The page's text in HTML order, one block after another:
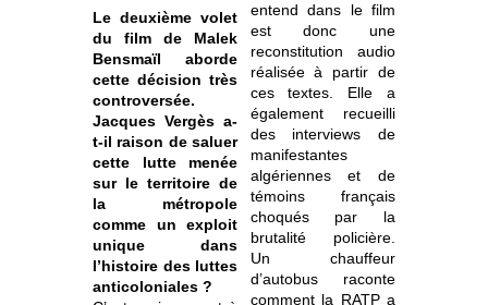
Le deuxième volet
du film de Malek
Bensmaïl aborde
cette décision très
controversée.
Jacques Vergès a-
t-il raison de saluer
cette lutte menée
sur le territoire de
la métropole
comme un exploit
unique dans
l’histoire des luttes
anticoloniales ?
entend dans le film
est donc une
reconstitution audio
réalisée à partir de
ces textes. Elle a
également recueilli
des interviews de
manifestantes
algériennes et de
témoins français
choqués par la
brutalité policière.
Un chauffeur
d’autobus raconte
comment la RATP a